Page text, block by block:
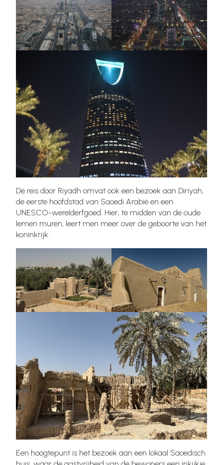
De reis door Riyadh omvat ook een bezoek aan Diriyah,
de eerste hoofdstad van Saoedi Arabië en een
UNESCO-werelderfgoed. Hier, te midden van de oude
lemen muren, leert men meer over de geboorte van het
koninkrijk.
Een hoogtepunt is het bezoek aan een lokaal Saoedisch